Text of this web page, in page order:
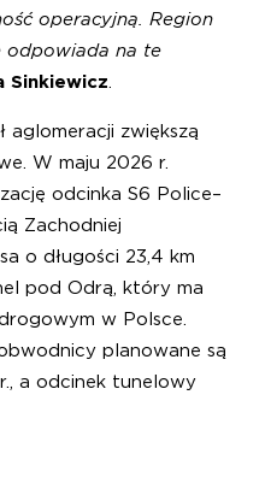
operacyjną. Region
odpowiada na te
Sinkiewicz.
aglomeracji zwiększą
W maju 2026 r.
odcinka S6 Police–
Zachodniej
o długości 23,4 km
pod Odrą, który ma
w Polsce.
planowane są
a odcinek tunelowy